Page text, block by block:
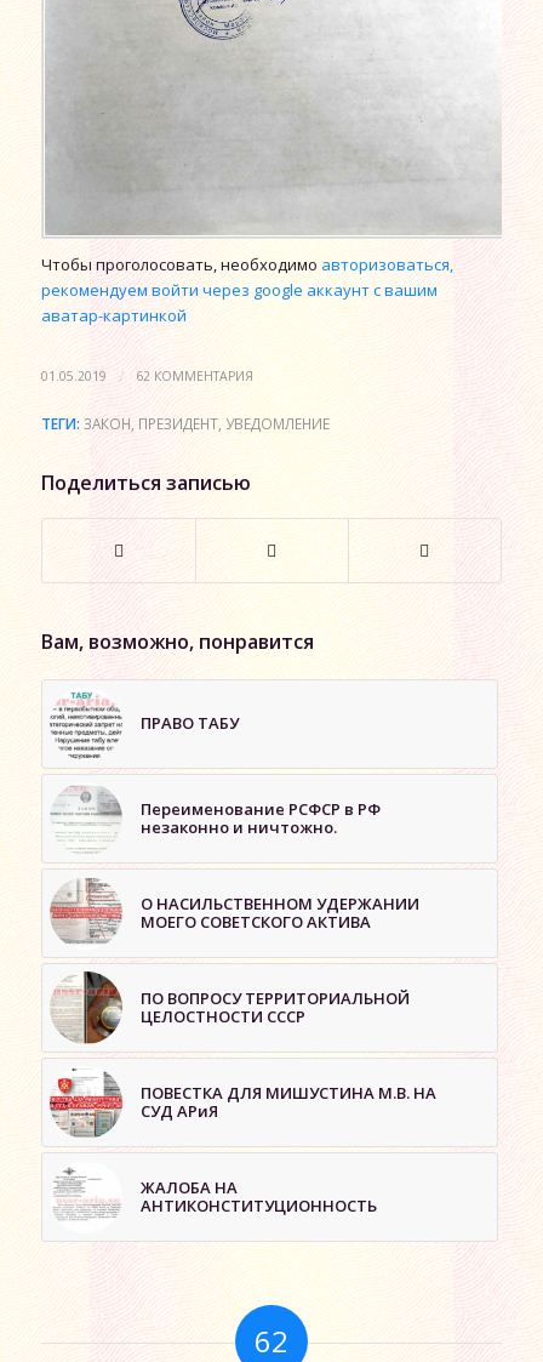
Чтобы проголосовать, необходимоавторизоваться,
рекомендуем войти через google аккаунт с вашим
аватар-картинкой
01.05.2019 / 62 КОММЕНТАРИЯ
ТЕГИ: ЗАКОН,ПРЕЗИДЕНТ,УВЕДОМЛЕНИЕ
Поделиться записью
Вам, возможно, понравится
ПРАВО ТАБУ
Переименование РСФСР в РФ
незаконно и ничтожно.
О НАСИЛЬСТВЕННОМ УДЕРЖАНИИ
МОЕГО СОВЕТСКОГО АКТИВА
ПО ВОПРОСУ ТЕРРИТОРИАЛЬНОЙ
ЦЕЛОСТНОСТИ СССР
ПОВЕСТКА ДЛЯ МИШУСТИНА М.В. НА
СУД АРиЯ
ЖАЛОБА НА
АНТИКОНСТИТУЦИОННОСТЬ
62